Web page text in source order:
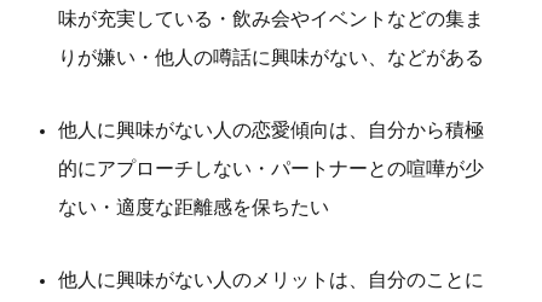
味が充実している・飲み会やイベントなどの集ま
りが嫌い・他人の噂話に興味がない、などがある
他人に興味がない人の恋愛傾向は、自分から積極
的にアプローチしない・パートナーとの喧嘩が少
ない・適度な距離感を保ちたい
他人に興味がない人のメリットは、自分のことに